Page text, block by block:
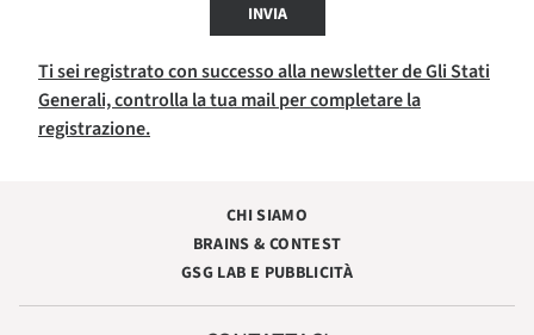
INVIA
Ti sei registrato con successo alla newsletter de Gli Stati
Generali, controlla la tua mail per completare la
registrazione.
CHI SIAMO
BRAINS & CONTEST
GSG LAB E PUBBLICITÀ